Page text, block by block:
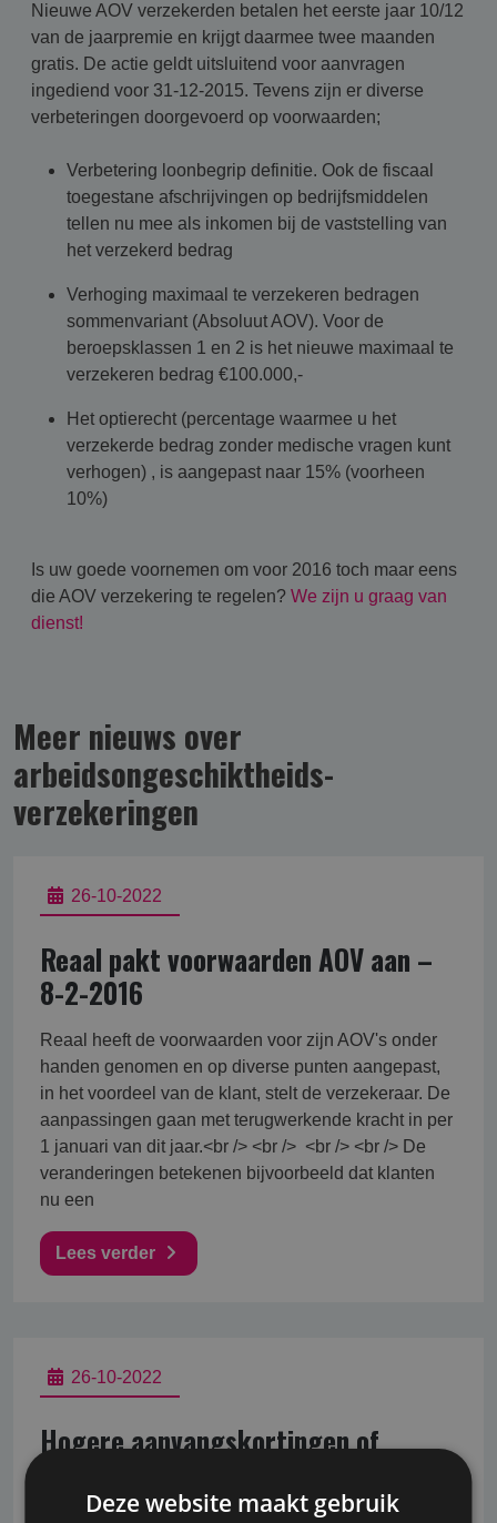
Nieuwe AOV verzekerden betalen het eerste jaar 10/12
van de jaarpremie en krijgt daarmee twee maanden
gratis. De actie geldt uitsluitend voor aanvragen
ingediend voor 31-12-2015. Tevens zijn er diverse
verbeteringen doorgevoerd op voorwaarden;
Verbetering loonbegrip definitie. Ook de fiscaal
toegestane afschrijvingen op bedrijfsmiddelen
tellen nu mee als inkomen bij de vaststelling van
het verzekerd bedrag
Verhoging maximaal te verzekeren bedragen
sommenvariant (Absoluut AOV). Voor de
beroepsklassen 1 en 2 is het nieuwe maximaal te
verzekeren bedrag €100.000,-
Het optierecht (percentage waarmee u het
verzekerde bedrag zonder medische vragen kunt
verhogen) , is aangepast naar 15% (voorheen
10%)
Is uw goede voornemen om voor 2016 toch maar eens
die AOV verzekering te regelen? We zijn u graag van
dienst!
Meer nieuws over
arbeidsongeschikt­heids­
verzekering­en
26-10-2022
Reaal pakt voorwaarden AOV aan –
8-2-2016
Reaal heeft de voorwaarden voor zijn AOV's onder
handen genomen en op diverse punten aangepast,
in het voordeel van de klant, stelt de verzekeraar. De
aanpassingen gaan met terugwerkende kracht in per
1 januari van dit jaar.<br /> <br /> <br /> <br /> De
veranderingen betekenen bijvoorbeeld dat klanten
nu een
Lees verder
26-10-2022
Hogere aanvangskortingen of
Deze website maakt gebruik